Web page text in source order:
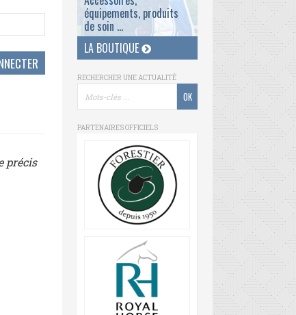
précis
équipements, produits
de soin ...
LA BOUTIQUE
RECHERCHER UNE ACTUALITÉ
PARTENAIRES OFFICIELS